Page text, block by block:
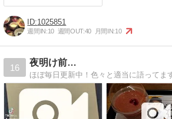
1025851
週間IN:10 週間OUT:40 月間IN:10
16
夜明け前…
ほぼ毎日更新中！色々と適当に語ってま